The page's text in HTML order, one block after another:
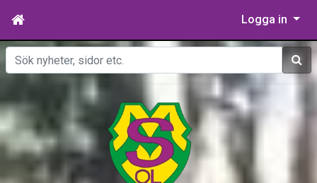
Logga in
Sök